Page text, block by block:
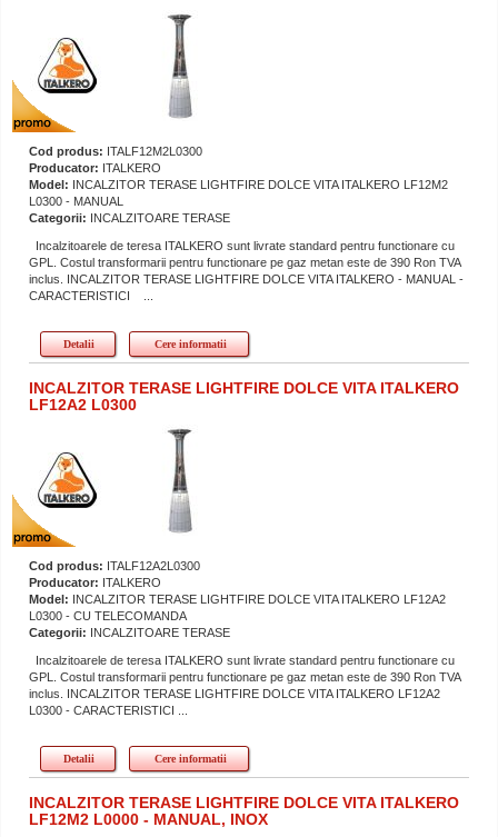
Cod produs: ITALF12M2L0300
Producator: ITALKERO
Model: INCALZITOR TERASE LIGHTFIRE DOLCE VITA ITALKERO LF12M2
L0300 - MANUAL
Categorii: INCALZITOARE TERASE
Incalzitoarele de teresa ITALKERO sunt livrate standard pentru functionare cu
GPL. Costul transformarii pentru functionare pe gaz metan este de 390 Ron TVA
inclus. INCALZITOR TERASE LIGHTFIRE DOLCE VITA ITALKERO - MANUAL -
CARACTERISTICI ...
Detalii Cere informatii
INCALZITOR TERASE LIGHTFIRE DOLCE VITA ITALKERO
LF12A2 L0300
Cod produs: ITALF12A2L0300
Producator: ITALKERO
Model: INCALZITOR TERASE LIGHTFIRE DOLCE VITA ITALKERO LF12A2
L0300 - CU TELECOMANDA
Categorii: INCALZITOARE TERASE
Incalzitoarele de teresa ITALKERO sunt livrate standard pentru functionare cu
GPL. Costul transformarii pentru functionare pe gaz metan este de 390 Ron TVA
inclus. INCALZITOR TERASE LIGHTFIRE DOLCE VITA ITALKERO LF12A2
L0300 - CARACTERISTICI ...
Detalii Cere informatii
INCALZITOR TERASE LIGHTFIRE DOLCE VITA ITALKERO
LF12M2 L0000 - MANUAL, INOX